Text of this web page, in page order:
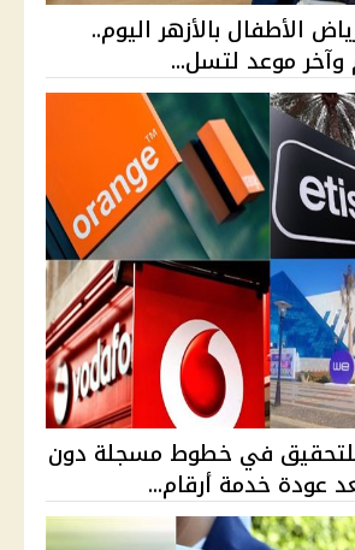
الأطفال بالأزهر اليوم..
وآخر موعد لتسل...
للتحقيق في خطوط مسجلة دون
عودة خدمة أرقام...